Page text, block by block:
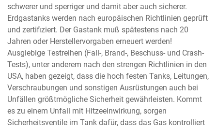
schwerer und sperriger und damit aber auch sicherer.
Erdgastanks werden nach europäischen Richtlinien geprüft
und zertifiziert. Der Gastank muß spätestens nach 20
Jahren oder Herstellervorgaben erneuert werden!
Ausgiebige Testreihen (Fall-, Brand-, Beschuss- und Crash-
Tests), unter anderem nach den strengen Richtlinien in den
USA, haben gezeigt, dass die hoch festen Tanks, Leitungen,
Verschraubungen und sonstigen Ausrüstungen auch bei
Unfällen größtmögliche Sicherheit gewährleisten. Kommt
es zu einem Unfall mit Hitzeeinwirkung, sorgen
Sicherheitsventile im Tank dafür, dass das Gas kontrolliert